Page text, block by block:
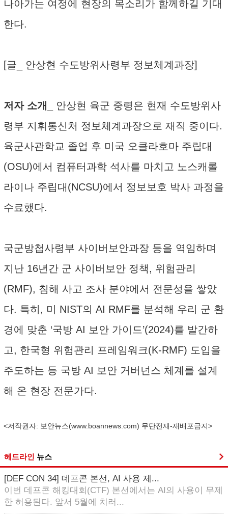
나아가는 여정에 현장의 목소리가 함께하길 기대
한다.
[글_ 안상현 수도방위사령부 정보체계과장]
저자 소개_
안상현 육군 중령은 현재 수도방위사
령부 지휘통신처 정보체계과장으로 재직 중이다.
육군사관학교 졸업 후 미국 오클라호마 주립대
(OSU)에서 컴퓨터과학 석사를 마치고 노스캐롤
라이나 주립대(NCSU)에서 정보보호 박사 과정을
수료했다.
국군방첩사령부 사이버보안과장 등을 역임하며
지난 16년간 군 사이버보안 정책, 위험관리
(RMF), 침해 사고 조사 분야에서 전문성을 쌓았
다. 특히, 미 NIST의 AI RMF를 분석해 우리 군 환
경에 맞춘 ‘국방 AI 보안 가이드’(2024)를 발간하
고, 한국형 위험관리 프레임워크(K-RMF) 도입을
주도하는 등 국방 AI 보안 거버넌스 체계를 설계
해 온 현장 전문가다.
<저작권자: 보안뉴스(www.boannews.com) 무단전재-재배포금지>
헤드라인 뉴스
[DEF CON 34] 데프콘 본선, AI 사용 제...
이번 데프콘 해킹대회(CTF) 본선에서는 AI의 사용이 무제
한 허용된다. 앞서 5월에 치러...